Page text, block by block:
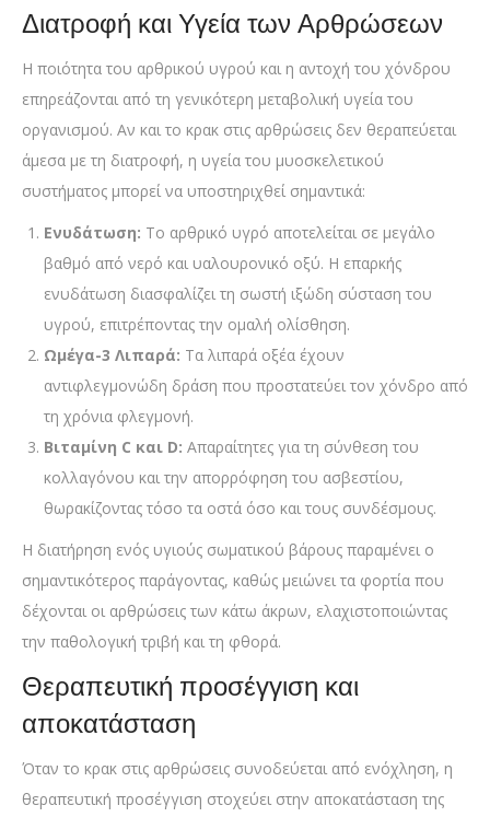
Διατροφή και Υγεία των Αρθρώσεων
Η ποιότητα του αρθρικού υγρού και η αντοχή του χόνδρου
επηρεάζονται από τη γενικότερη μεταβολική υγεία του
οργανισμού. Αν και το κρακ στις αρθρώσεις δεν θεραπεύεται
άμεσα με τη διατροφή, η υγεία του μυοσκελετικού
συστήματος μπορεί να υποστηριχθεί σημαντικά:
Ενυδάτωση: Το αρθρικό υγρό αποτελείται σε μεγάλο
βαθμό από νερό και υαλουρονικό οξύ. Η επαρκής
ενυδάτωση διασφαλίζει τη σωστή ιξώδη σύσταση του
υγρού, επιτρέποντας την ομαλή ολίσθηση.
Ωμέγα-3 Λιπαρά: Τα λιπαρά οξέα έχουν
αντιφλεγμονώδη δράση που προστατεύει τον χόνδρο από
τη χρόνια φλεγμονή.
Βιταμίνη C και D: Απαραίτητες για τη σύνθεση του
κολλαγόνου και την απορρόφηση του ασβεστίου,
θωρακίζοντας τόσο τα οστά όσο και τους συνδέσμους.
Η διατήρηση ενός υγιούς σωματικού βάρους παραμένει ο
σημαντικότερος παράγοντας, καθώς μειώνει τα φορτία που
δέχονται οι αρθρώσεις των κάτω άκρων, ελαχιστοποιώντας
την παθολογική τριβή και τη φθορά.
Θεραπευτική προσέγγιση και
αποκατάσταση
Όταν το κρακ στις αρθρώσεις συνοδεύεται από ενόχληση, η
θεραπευτική προσέγγιση στοχεύει στην αποκατάσταση της